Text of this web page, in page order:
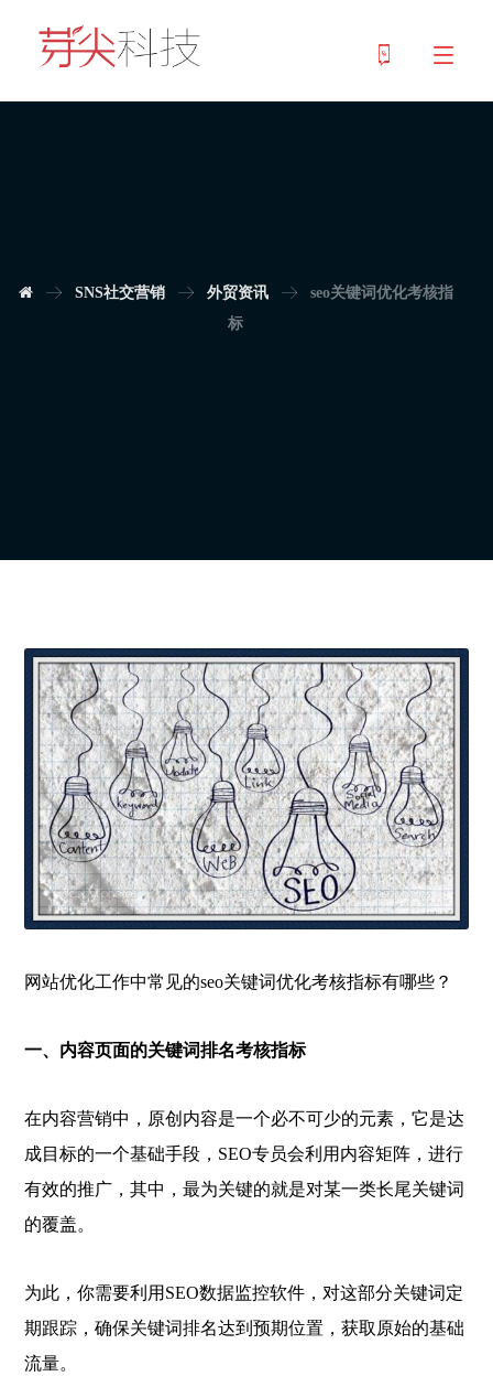
SNS社交营销 外贸资讯
seo关键词优化考核指
标
网站优化工作中常见的seo关键词优化考核指标有哪些？
一、内容页面的关键词排名考核指标
在内容营销中，原创内容是一个必不可少的元素，它是达
成目标的一个基础手段，SEO专员会利用内容矩阵，进行
有效的推广，其中，最为关键的就是对某一类长尾关键词
的覆盖。
为此，你需要利用SEO数据监控软件，对这部分关键词定
期跟踪，确保关键词排名达到预期位置，获取原始的基础
流量。